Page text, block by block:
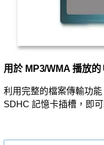
用於 MP3/WMA 播放
利用完整的檔案傳輸功
SDHC 記憶卡插槽，即